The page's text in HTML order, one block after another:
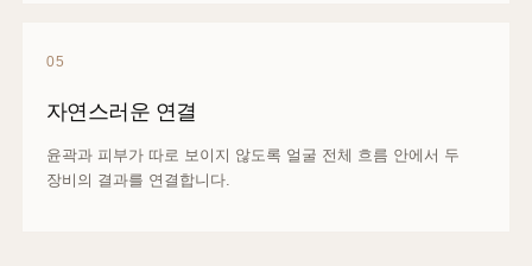
05
자연스러운 연결
윤곽과 피부가 따로 보이지 않도록 얼굴 전체 흐름 안에서 두
장비의 결과를 연결합니다.